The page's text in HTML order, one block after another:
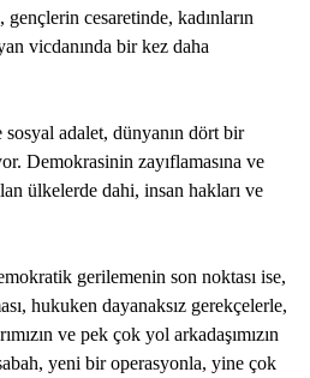
gençlerin cesaretinde, kadınların
vicdanında bir kez daha
adalet, dünyanın dört bir
Demokrasinin zayıflamasına ve
ülkelerde dahi, insan hakları ve
gerilemenin son noktası ise,
hukuken dayanaksız gerekçelerle,
ve pek çok yol arkadaşımızın
yeni bir operasyonla, yine çok